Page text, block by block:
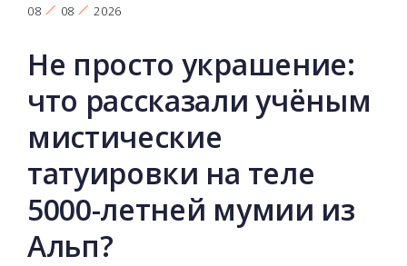
08 08 2026
Не просто украшение:
что рассказали учёным
мистические
татуировки на теле
5000-летней мумии из
Альп?